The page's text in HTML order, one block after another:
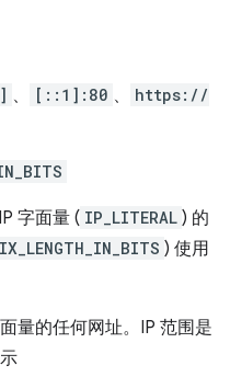
、 [::1]:80 、
https://
字面量 ( IP_LITERAL ) 的
) 使用
量的任何网址。IP 范围是